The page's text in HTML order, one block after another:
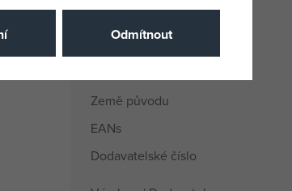
Země původu
EANs
Dodavatelské číslo
Odmítnout